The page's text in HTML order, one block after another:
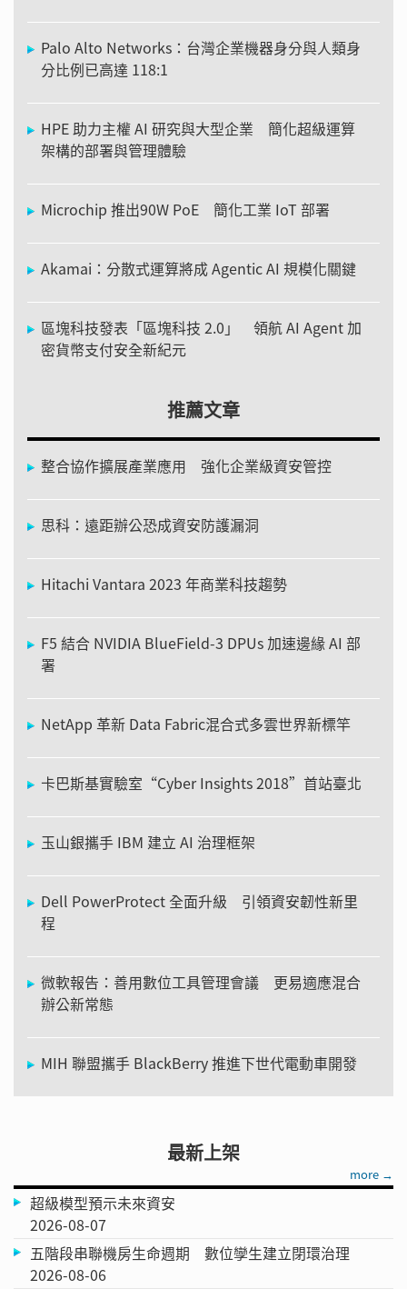
Palo Alto Networks：台灣企業機器身分與人類身
分比例已高達 118:1
HPE 助力主權 AI 研究與大型企業 簡化超級運算
架構的部署與管理體驗
Microchip 推出90W PoE 簡化工業 IoT 部署
Akamai：分散式運算將成 Agentic AI 規模化關鍵
區塊科技發表「區塊科技 2.0」 領航 AI Agent 加
密貨幣支付安全新紀元
推薦文章
整合協作擴展產業應用 強化企業級資安管控
思科：遠距辦公恐成資安防護漏洞
Hitachi Vantara 2023 年商業科技趨勢
F5 結合 NVIDIA BlueField-3 DPUs 加速邊緣 AI 部
署
NetApp 革新 Data Fabric混合式多雲世界新標竿
卡巴斯基實驗室“Cyber Insights 2018”首站臺北
玉山銀攜手 IBM 建立 AI 治理框架
Dell PowerProtect 全面升級 引領資安韌性新里
程
微軟報告：善用數位工具管理會議 更易適應混合
辦公新常態
MIH 聯盟攜手 BlackBerry 推進下世代電動車開發
最新上架
more →
超級模型預示未來資安
2026-08-07
五階段串聯機房生命週期 數位孿生建立閉環治理
2026-08-06